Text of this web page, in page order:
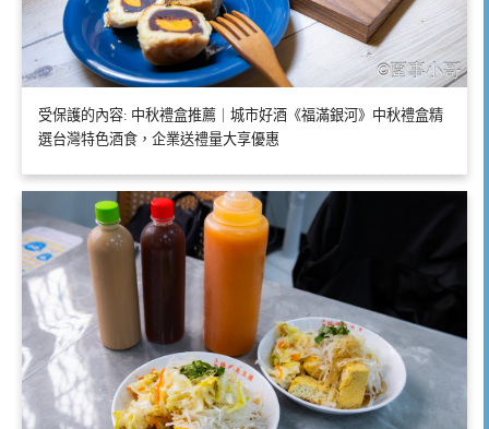
受保護的內容: 中秋禮盒推薦｜城市好酒《福滿銀河》中秋禮盒精
選台灣特色酒食，企業送禮量大享優惠